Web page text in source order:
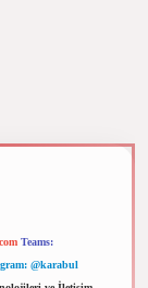
Teams:
@karabul